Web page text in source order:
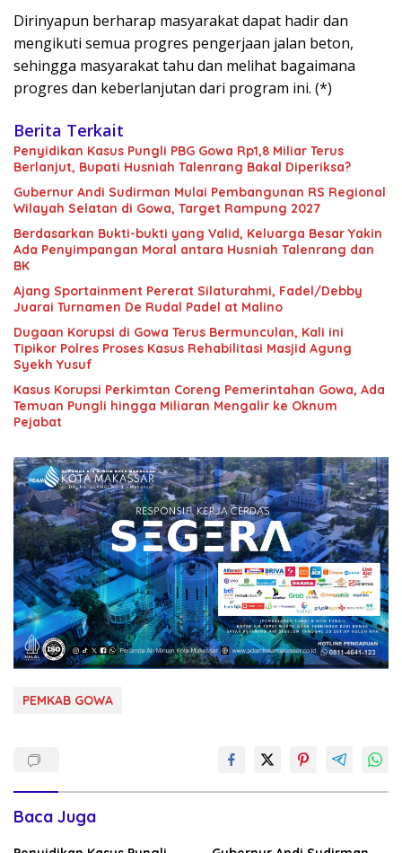
Dirinyapun berharap masyarakat dapat hadir dan
mengikuti semua progres pengerjaan jalan beton,
sehingga masyarakat tahu dan melihat bagaimana
progres dan keberlanjutan dari program ini. (*)
Berita Terkait
Penyidikan Kasus Pungli PBG Gowa Rp1,8 Miliar Terus
Berlanjut, Bupati Husniah Talenrang Bakal Diperiksa?
Gubernur Andi Sudirman Mulai Pembangunan RS Regional
Wilayah Selatan di Gowa, Target Rampung 2027
Berdasarkan Bukti-bukti yang Valid, Keluarga Besar Yakin
Ada Penyimpangan Moral antara Husniah Talenrang dan
BK
Ajang Sportainment Pererat Silaturahmi, Fadel/Debby
Juarai Turnamen De Rudal Padel at Malino
Dugaan Korupsi di Gowa Terus Bermunculan, Kali ini
Tipikor Polres Proses Kasus Rehabilitasi Masjid Agung
Syekh Yusuf
Kasus Korupsi Perkimtan Coreng Pemerintahan Gowa, Ada
Temuan Pungli hingga Miliaran Mengalir ke Oknum
Pejabat
PEMKAB GOWA
Baca Juga